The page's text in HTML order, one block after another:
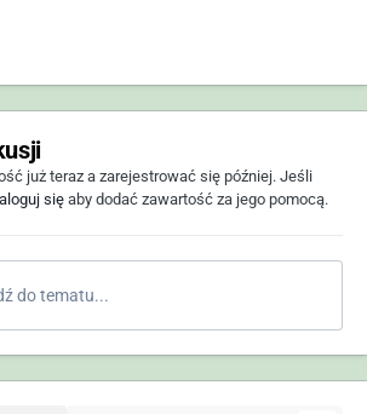
już teraz a zarejestrować się później. Jeśli
się aby dodać zawartość za jego pomocą.
do tematu...